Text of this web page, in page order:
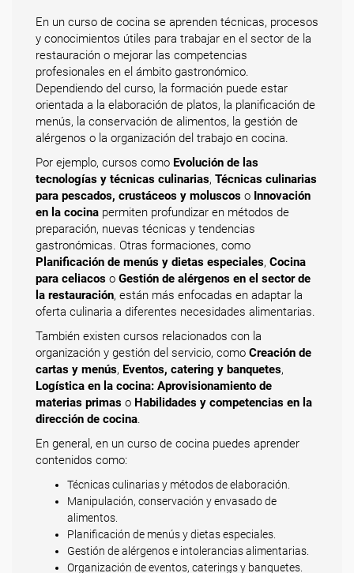
En un curso de cocina se aprenden técnicas, procesos
y conocimientos útiles para trabajar en el sector de la
restauración o mejorar las competencias
profesionales en el ámbito gastronómico.
Dependiendo del curso, la formación puede estar
orientada a la elaboración de platos, la planificación de
menús, la conservación de alimentos, la gestión de
alérgenos o la organización del trabajo en cocina.
Por ejemplo, cursos como Evolución de las
tecnologías y técnicas culinarias, Técnicas culinarias
para pescados, crustáceos y moluscos o Innovación
en la cocina permiten profundizar en métodos de
preparación, nuevas técnicas y tendencias
gastronómicas. Otras formaciones, como
Planificación de menús y dietas especiales, Cocina
para celiacos o Gestión de alérgenos en el sector de
la restauración, están más enfocadas en adaptar la
oferta culinaria a diferentes necesidades alimentarias.
También existen cursos relacionados con la
organización y gestión del servicio, como Creación de
cartas y menús, Eventos, catering y banquetes,
Logística en la cocina: Aprovisionamiento de
materias primas o Habilidades y competencias en la
dirección de cocina.
En general, en un curso de cocina puedes aprender
contenidos como:
Técnicas culinarias y métodos de elaboración.
Manipulación, conservación y envasado de
alimentos.
Planificación de menús y dietas especiales.
Gestión de alérgenos e intolerancias alimentarias.
Organización de eventos, caterings y banquetes.